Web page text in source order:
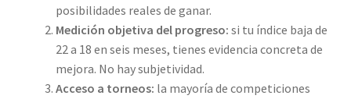
posibilidades reales de ganar.
Medición objetiva del progreso: si tu índice baja de
22 a 18 en seis meses, tienes evidencia concreta de
mejora. No hay subjetividad.
Acceso a torneos: la mayoría de competiciones